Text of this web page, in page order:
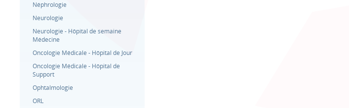
Néphrologie
Neurologie
Neurologie - Hôpital de semaine
Médecine
Oncologie Médicale - Hôpital de Jour
Oncologie Médicale - Hôpital de
Support
Ophtalmologie
ORL